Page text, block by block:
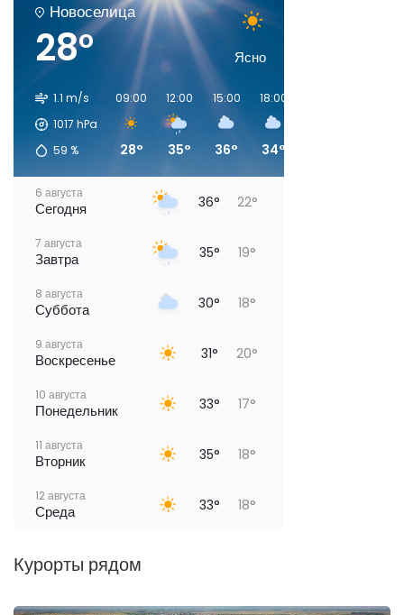
Новоселица
28° Ясно
1.1 m/s
1017 hPa
59 %
09:00
28°
12:00
35°
15:00
36°
18:00
34°
6 августа
Сегодня 36° 22°
7 августа
Завтра 35° 19°
8 августа
Суббота 30° 18°
9 августа
Воскресенье 31° 20°
10 августа
Понедельник 33° 17°
11 августа
Вторник 35° 18°
12 августа
Среда 33° 18°
Курорты рядом